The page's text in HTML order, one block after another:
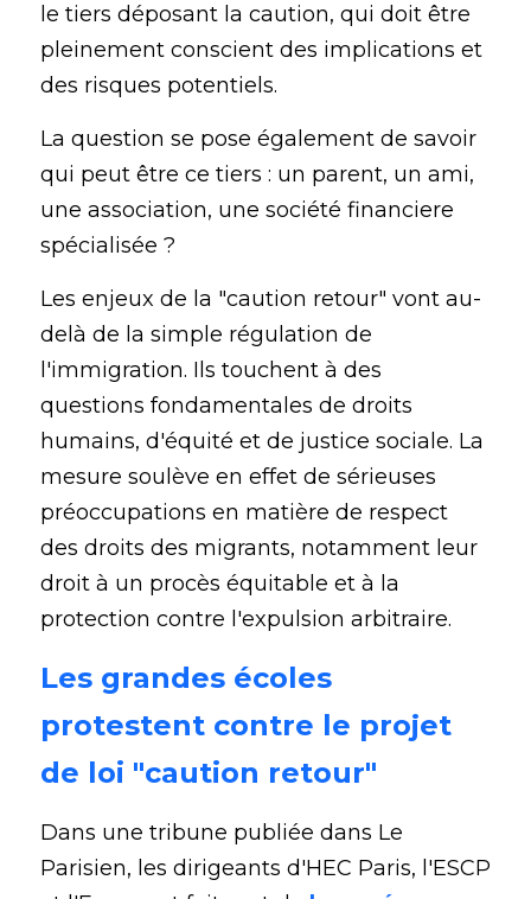
le tiers déposant la caution, qui doit être
pleinement conscient des implications et
des risques potentiels.
La question se pose également de savoir
qui peut être ce tiers : un parent, un ami,
une association, une société financiere
spécialisée ?
Les enjeux de la "caution retour" vont au-
delà de la simple régulation de
l'immigration. Ils touchent à des
questions fondamentales de droits
humains, d'équité et de justice sociale. La
mesure soulève en effet de sérieuses
préoccupations en matière de respect
des droits des migrants, notamment leur
droit à un procès équitable et à la
protection contre l'expulsion arbitraire.
Les grandes écoles
protestent contre le projet
de loi "caution retour"
Dans une tribune publiée dans Le
Parisien, les dirigeants d'HEC Paris, l'ESCP